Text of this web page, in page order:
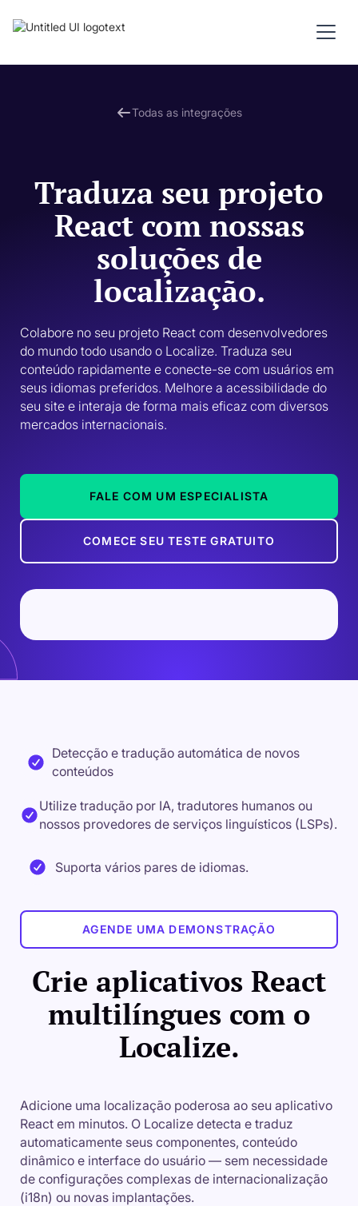
Todas as integrações
Traduza seu projeto
React com nossas
soluções de
localização.
Colabore no seu projeto React com desenvolvedores
do mundo todo usando o Localize. Traduza seu
conteúdo rapidamente e conecte-se com usuários em
seus idiomas preferidos. Melhore a acessibilidade do
seu site e interaja de forma mais eficaz com diversos
mercados internacionais.
FALE COM UM ESPECIALISTA
COMECE SEU TESTE GRATUITO
Crie aplicativos React
multilíngues com o
Localize.
Adicione uma localização poderosa ao seu aplicativo
React em minutos. O Localize detecta e traduz
automaticamente seus componentes, conteúdo
dinâmico e interface do usuário — sem necessidade
de configurações complexas de internacionalização
(i18n) ou novas implantações.
Detecção e tradução automática de novos
conteúdos
Utilize tradução por IA, tradutores humanos ou
nossos provedores de serviços linguísticos (LSPs).
Suporta vários pares de idiomas.
AGENDE UMA DEMONSTRAÇÃO